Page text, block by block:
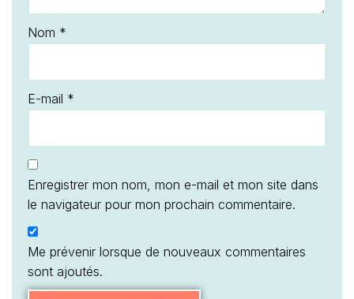
Nom *
E-mail *
Enregistrer mon nom, mon e-mail et mon site dans
le navigateur pour mon prochain commentaire.
Me prévenir lorsque de nouveaux commentaires
sont ajoutés.